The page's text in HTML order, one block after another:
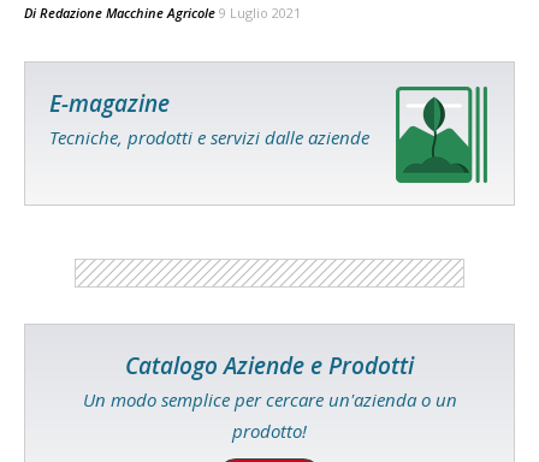
Di Redazione Macchine Agricole 9 Luglio 2021
E-magazine
Tecniche, prodotti e servizi dalle aziende
Catalogo Aziende e Prodotti
Un modo semplice per cercare un'azienda o un
prodotto!